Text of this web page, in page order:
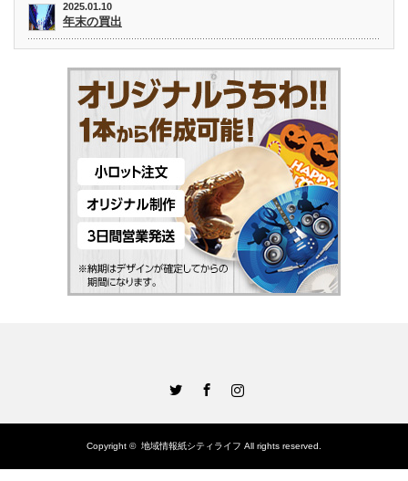
2025.01.10
年末の買出
Copyright © 地域情報紙シティライフ All rights reserved.